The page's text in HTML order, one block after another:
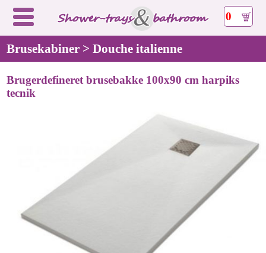
0
Brusekabiner > Douche italienne
Brugerdefineret brusebakke 100x90 cm harpiks
tecnik